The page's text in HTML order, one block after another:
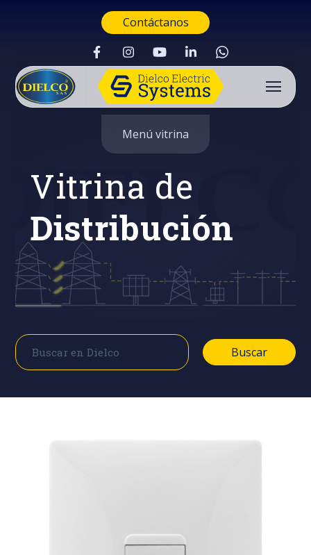
Contáctanos
Buscar
Menú vitrina
Vitrina de
Distribución
Buscar
Buscar